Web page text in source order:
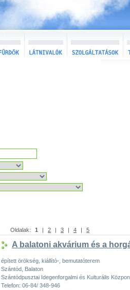
Oldalak: 1 | 2 | 3 | 4 | 5
A balatoni akvárium és a
épített örökség, kiállító-, bemutatóterem
Szántód, Balaton
Szántódpusztai Idegenforgalmi és Kulturális
Telefon: 06-84/ 348-946